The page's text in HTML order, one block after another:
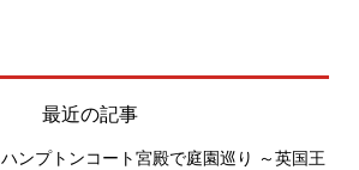
最近の記事
ハンプトンコート宮殿で庭園巡り ～英国王